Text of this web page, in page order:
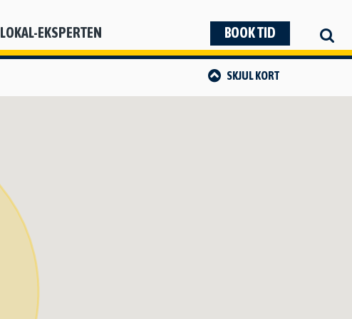
BOOK TID
LOKAL-EKSPERTEN
SKJULKORT